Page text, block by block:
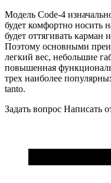
Модель Code-4
будет комфортно носить
будет оттягивать
Поэтому основными
легкий вес, небольшие
повышенная
трех наиболее
tanto.
Задать вопрос Написать